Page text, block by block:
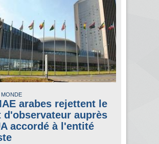
MONDE
arabes rejettent le
d'observateur auprès
accordé à l'entité